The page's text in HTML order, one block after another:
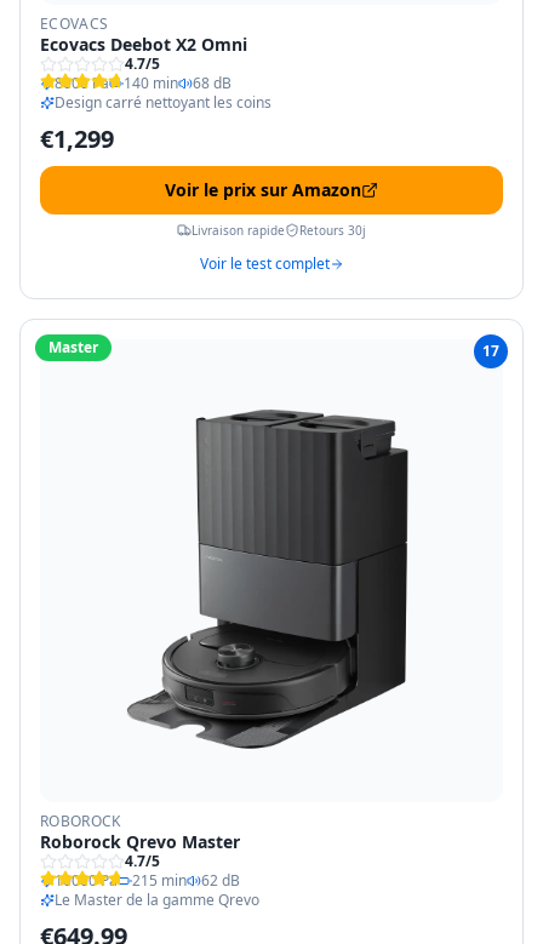
ECOVACS
Ecovacs Deebot X2 Omni
4.7/5
8000 Pa
140 min
68 dB
Design carré nettoyant les coins
€1,299
Voir le prix sur Amazon
Livraison rapide Retours 30j
Voir le test complet
Master 17
ROBOROCK
Roborock Qrevo Master
4.7/5
10000 Pa
215 min
62 dB
Le Master de la gamme Qrevo
€649.99